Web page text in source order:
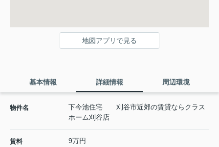
地図アプリで見る
基本情報 詳細情報 周辺環境
物件名
下今池住宅 刈谷市近郊の賃貸ならクラス
ホーム刈谷店
賃料 9万円